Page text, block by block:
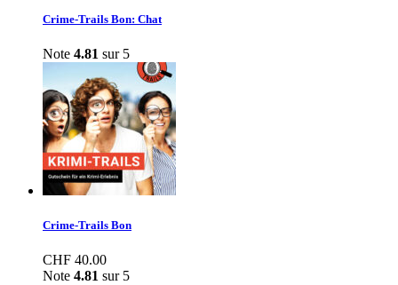
Crime-Trails Bon: Chat
Note 4.81 sur 5
Crime-Trails Bon
CHF 40.00
Note 4.81 sur 5